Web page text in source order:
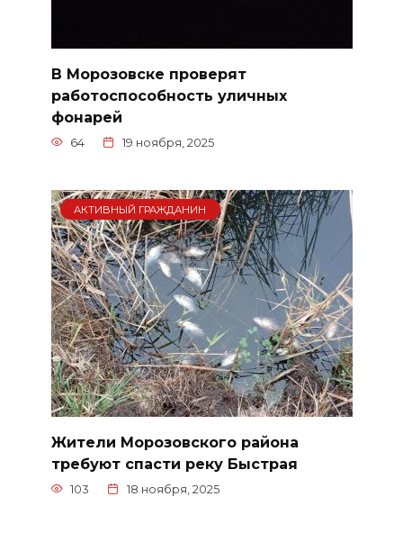
В Морозовске проверят
работоспособность уличных
фонарей
64 19 ноября, 2025
АКТИВНЫЙ ГРАЖДАНИН
Жители Морозовского района
требуют спасти реку Быстрая
103 18 ноября, 2025